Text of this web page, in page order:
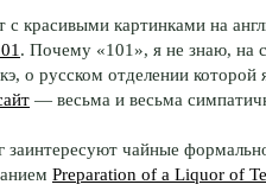
с красивыми картинками на
. Почему «101», я не знаю, на
о русском отделении которой
— весьма и весьма
заинтересуют чайные
Preparation of a Liquor of